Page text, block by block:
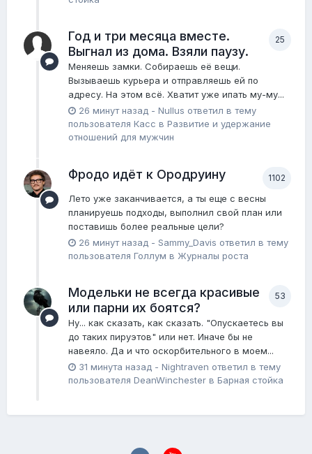
25
Год и три месяца вместе.
Выгнал из дома. Взяли паузу.
Меняешь замки. Собираешь её вещи.
Вызываешь курьера и отправляешь ей по
адресу. На этом всё. Хватит уже ипать му-му...
26 минут назад - Nullus ответил в тему
пользователя Касс в Pазвитие и удержание
отношений для мужчин
1102
Фродо идёт к Ородруину
Лето уже заканчивается, а ты еще с весны
планируешь подходы, выполнил свой план или
поставишь более реальные цели?
26 минут назад - Sammy_Davis ответил в тему
пользователя Голлум в Журналы роста
53
Модельки не всегда красивые
или парни их боятся?
Ну... как сказать, как сказать. "Опускаетесь вы
до таких пируэтов" или нет. Иначе бы не
навеяло. Да и что оскорбительного в моем...
31 минута назад - Nightraven ответил в тему
пользователя DeanWinchester в Барная стойка